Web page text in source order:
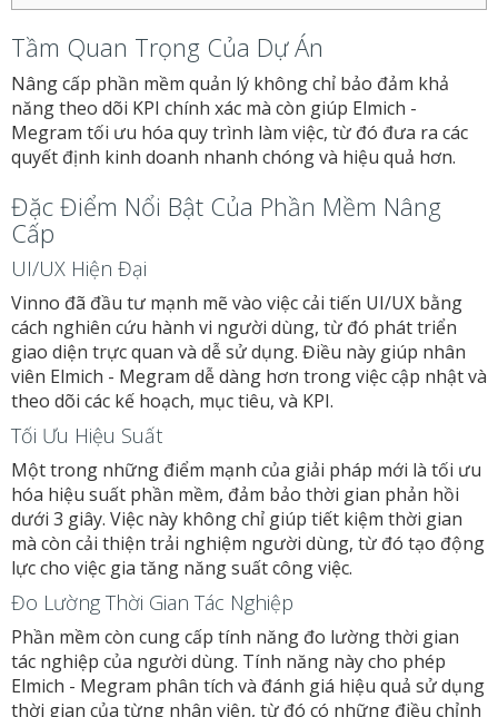
Tầm Quan Trọng Của Dự Án
Nâng cấp phần mềm quản lý không chỉ bảo đảm khả
năng theo dõi KPI chính xác mà còn giúp Elmich -
Megram tối ưu hóa quy trình làm việc, từ đó đưa ra các
quyết định kinh doanh nhanh chóng và hiệu quả hơn.
Đặc Điểm Nổi Bật Của Phần Mềm Nâng
Cấp
UI/UX Hiện Đại
Vinno đã đầu tư mạnh mẽ vào việc cải tiến UI/UX bằng
cách nghiên cứu hành vi người dùng, từ đó phát triển
giao diện trực quan và dễ sử dụng. Điều này giúp nhân
viên Elmich - Megram dễ dàng hơn trong việc cập nhật và
theo dõi các kế hoạch, mục tiêu, và KPI.
Tối Ưu Hiệu Suất
Một trong những điểm mạnh của giải pháp mới là tối ưu
hóa hiệu suất phần mềm, đảm bảo thời gian phản hồi
dưới 3 giây. Việc này không chỉ giúp tiết kiệm thời gian
mà còn cải thiện trải nghiệm người dùng, từ đó tạo động
lực cho việc gia tăng năng suất công việc.
Đo Lường Thời Gian Tác Nghiệp
Phần mềm còn cung cấp tính năng đo lường thời gian
tác nghiệp của người dùng. Tính năng này cho phép
Elmich - Megram phân tích và đánh giá hiệu quả sử dụng
thời gian của từng nhân viên, từ đó có những điều chỉnh